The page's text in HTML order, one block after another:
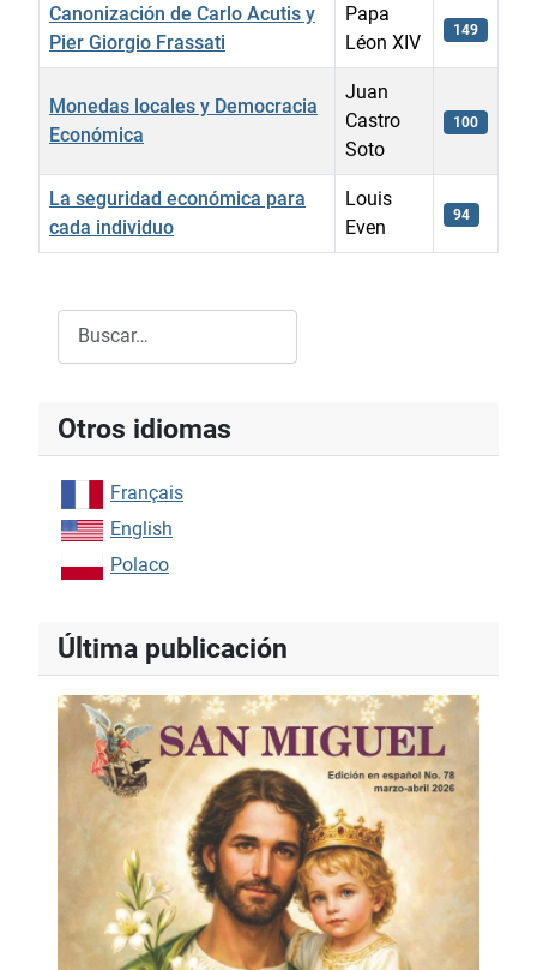
Canonización de Carlo Acutis y
Pier Giorgio Frassati
Papa
Léon XIV
149
Monedas locales y Democracia
Económica
Juan
Castro
Soto
100
La seguridad económica para
cada individuo
Louis
Even
94
Buscar
Otros idiomas
Français
English
Polaco
Última publicación